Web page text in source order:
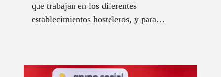
que trabajan en los diferentes
establecimientos hosteleros, y para